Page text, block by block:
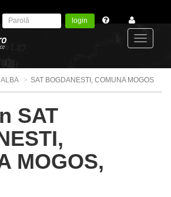
login
ALBA SAT BOGDANESTI, COMUNA MOGOS
SAT
MOGOS,